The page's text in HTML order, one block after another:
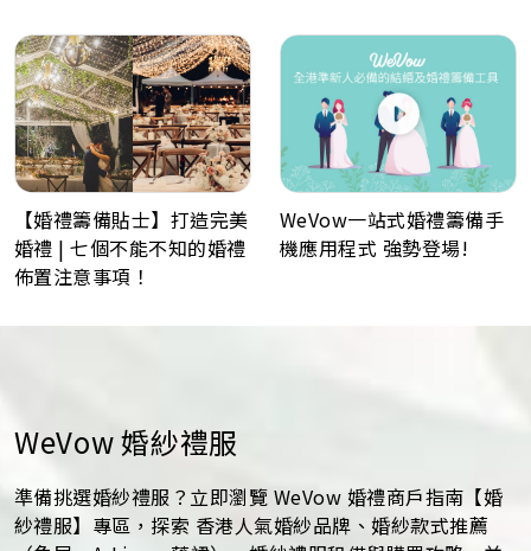
【婚禮籌備貼士】打造完美
婚禮 | 七個不能不知的婚禮
佈置注意事項！
WeVow一站式婚禮籌備手
機應用程式 強勢登場!
WeVow 婚紗禮服
準備挑選婚紗禮服？立即瀏覽 WeVow 婚禮商戶指南【婚
紗禮服】專區，探索 香港人氣婚紗品牌、婚紗款式推薦